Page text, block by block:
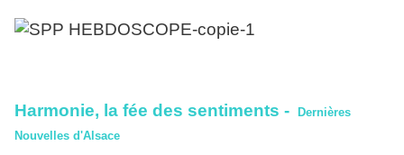
Harmonie, la fée des sentiments -
Dernières
Nouvelles d'Alsace